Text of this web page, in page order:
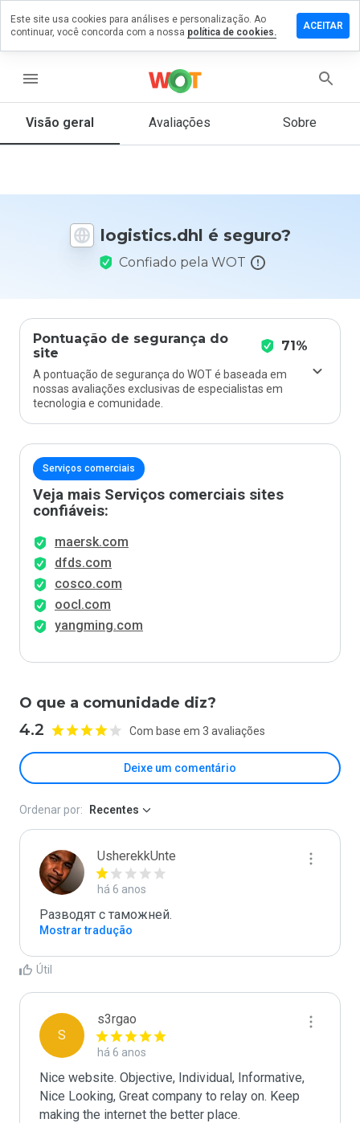
menu
Visão geral Avaliações Sobre
logistics.dhl é seguro?
Confiado pela WOT
Pontuação de segurança do
site
71%
A pontuação de segurança do WOT é baseada em
nossas avaliações exclusivas de especialistas em
tecnologia e comunidade.
Serviços comerciais
Veja mais Serviços comerciais sites
confiáveis:
maersk.com
dfds.com
cosco.com
oocl.com
yangming.com
O que a comunidade diz?
4.2 Com base em 3 avaliações
Deixe um comentário
um
que
Ordenar por: Recentes
UsherekkUnte
há 6 anos
Разводят с таможней.
Mostrar tradução
Útil
S
s3rgao
há 6 anos
Nice website. Objective, Individual, Informative,
Nice Looking, Great company to relay on. Keep
making the internet the better place.
Este site usa cookies para análises e personalização. Ao
continuar, você concorda com a nossa política de cookies.
ACEITAR